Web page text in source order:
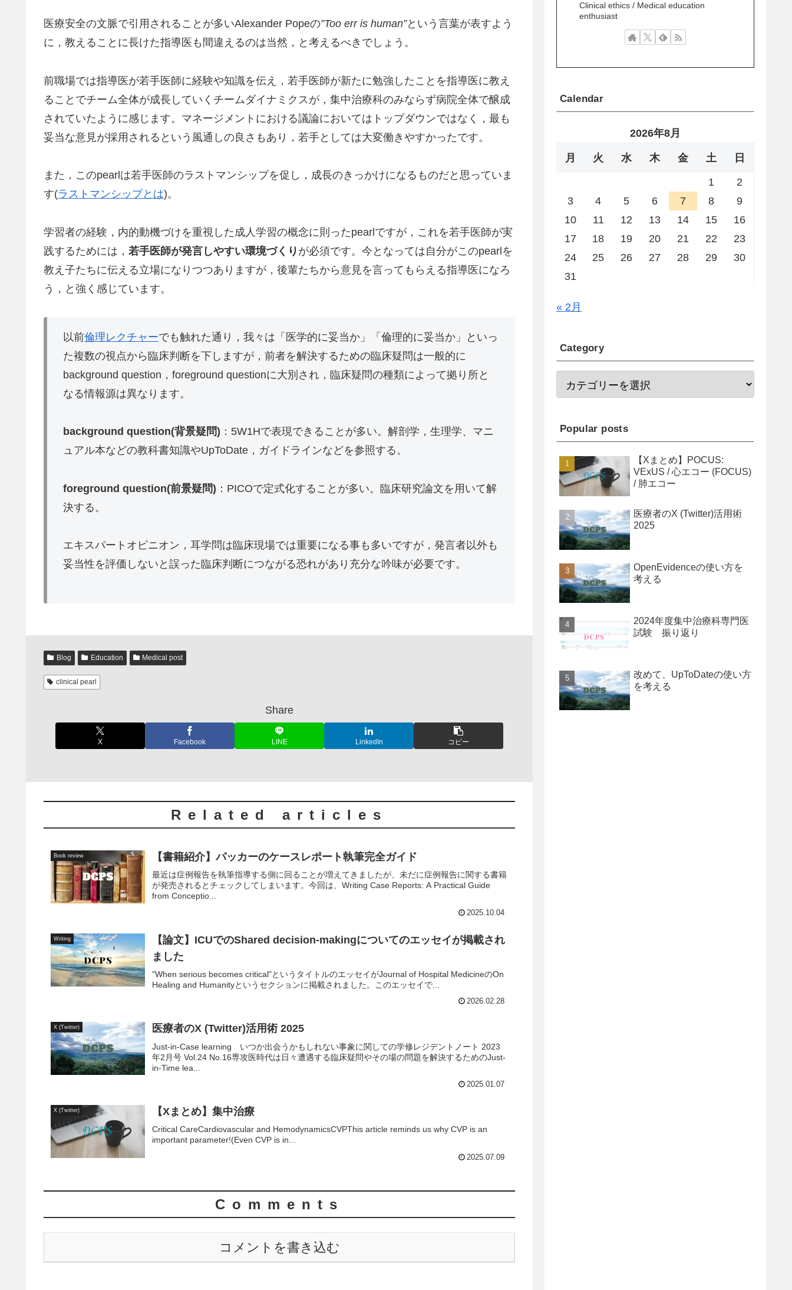
医療安全の文脈で引用されることが多いAlexander Popeの”Too err is human”という言葉が表すよう
に，教えることに長けた指導医も間違えるのは当然，と考えるべきでしょう。
前職場では指導医が若手医師に経験や知識を伝え，若手医師が新たに勉強したことを指導医に教え
ることでチーム全体が成長していくチームダイナミクスが，集中治療科のみならず病院全体で醸成
されていたように感じます。マネージメントにおける議論においてはトップダウンではなく，最も
妥当な意見が採用されるという風通しの良さもあり，若手としては大変働きやすかったです。
また，このpearlは若手医師のラストマンシップを促し，成長のきっかけになるものだと思っていま
す(ラストマンシップとは)。
学習者の経験，内的動機づけを重視した成人学習の概念に則ったpearlですが，これを若手医師が実
践するためには， 若手医師が発言しやすい環境づくり が必須です。今となっては自分がこのpearlを
教え子たちに伝える立場になりつつありますが，後輩たちから意見を言ってもらえる指導医になろ
う，と強く感じています。
以前倫理レクチャーでも触れた通り，我々は「医学的に妥当か」「倫理的に妥当か」といっ
た複数の視点から臨床判断を下しますが，前者を解決するための臨床疑問は一般的に
background question，foreground questionに大別され，臨床疑問の種類によって拠り所と
なる情報源は異なります。
background question(背景疑問) ：5W1Hで表現できることが多い。解剖学，生理学、マニ
ュアル本などの教科書知識やUpToDate，ガイドラインなどを参照する。
foreground question(前景疑問) ：PICOで定式化することが多い。臨床研究論文を用いて解
決する。
エキスパートオピニオン，耳学問は臨床現場では重要になる事も多いですが，発言者以外も
妥当性を評価しないと誤った臨床判断につながる恐れがあり充分な吟味が必要です。
Blog Education Medical post
clinical pearl
Share
X Facebook LINE LinkedIn コピー
Related articles
Book review 【書籍紹介】パッカーのケースレポート執筆完全ガイド
最近は症例報告を執筆指導する側に回ることが増えてきましたが、未だに症例報告に関する書籍
が発売されるとチェックしてしまいます。今回は、Writing Case Reports: A Practical Guide
from Conceptio...
2025.10.04
Writing
【論文】ICUでのShared decision-makingについてのエッセイが掲載され
ました
"When serious becomes critical"というタイトルのエッセイがJournal of Hospital MedicineのOn
Healing and Humanityというセクションに掲載されました。このエッセイで...
2026.02.28
X (Twitter) 医療者のX (Twitter)活用術 2025
Just-in-Case learning いつか出会うかもしれない事象に関しての学修レジデントノート 2023
年2月号 Vol.24 No.16専攻医時代は日々遭遇する臨床疑問やその場の問題を解決するためのJust-
in-Time lea...
2025.01.07
X (Twitter) 【Xまとめ】集中治療
Critical CareCardiovascular and HemodynamicsCVPThis article reminds us why CVP is an
important parameter!(Even CVP is in...
2025.07.09
Comments
コメントを書き込む
Clinical ethics / Medical education
enthusiast
Calendar
2026年8月
月 火 水 木 金 土 日
1
2
3
4 5 6 7 8
9
10
11 12 13 14 15
16
17
18 19 20 21 22
23
24
25 26 27 28 29
30
31
« 2月
Category
Popular posts
【Xまとめ】POCUS:
VExUS / 心エコー (FOCUS)
/ 肺エコー
医療者のX (Twitter)活用術
2025
OpenEvidenceの使い方を
考える
2024年度集中治療科専門医
試験 振り返り
改めて、UpToDateの使い方
を考える